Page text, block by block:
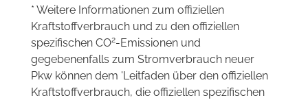
* Weitere Informationen zum offiziellen
Kraftstoffverbrauch und zu den offiziellen
spezifischen CO2-Emissionen und
gegebenenfalls zum Stromverbrauch neuer
Pkw können dem 'Leitfaden über den offiziellen
Kraftstoffverbrauch, die offiziellen spezifischen